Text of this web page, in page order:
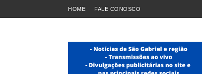
HOME FALE CONOSCO